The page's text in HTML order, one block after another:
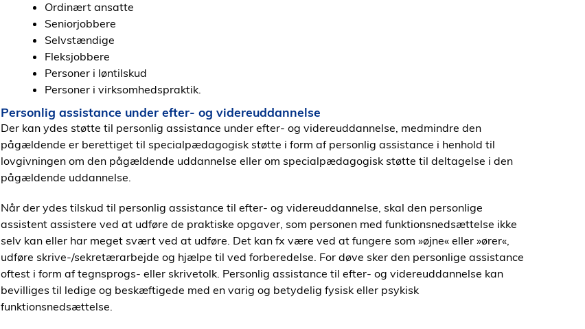
Ordinært ansatte
Seniorjobbere
Selvstændige
Fleksjobbere
Personer i løntilskud
Personer i virksomhedspraktik.
Personlig assistance under efter- og videreuddannelse
Der kan ydes støtte til personlig assistance under efter- og videreuddannelse, medmindre den
pågældende er berettiget til specialpædagogisk støtte i form af personlig assistance i henhold til
lovgivningen om den pågældende uddannelse eller om specialpædagogisk støtte til deltagelse i den
pågældende uddannelse.
Når der ydes tilskud til personlig assistance til efter- og videreuddannelse, skal den personlige
assistent assistere ved at udføre de praktiske opgaver, som personen med funktionsnedsættelse ikke
selv kan eller har meget svært ved at udføre. Det kan fx være ved at fungere som »øjne« eller »ører«,
udføre skrive-/sekretærarbejde og hjælpe til ved forberedelse. For døve sker den personlige assistance
oftest i form af tegnsprogs- eller skrivetolk. Personlig assistance til efter- og videreuddannelse kan
bevilliges til ledige og beskæftigede med en varig og betydelig fysisk eller psykisk
funktionsnedsættelse.